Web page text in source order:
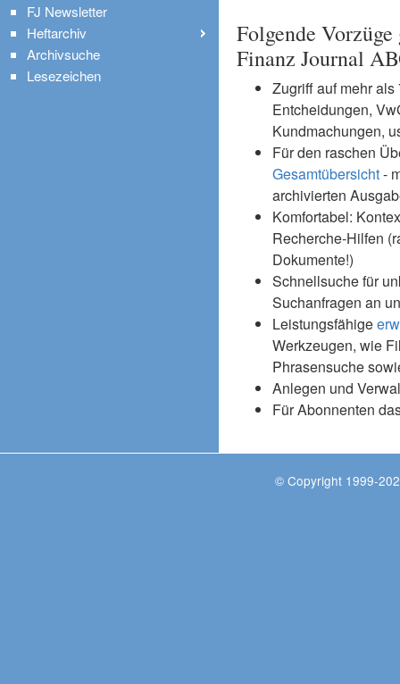
Folgende
Finanz Journal
Zugriff auf mehr
Entcheidungen,
Kundmachungen,
Für den raschen
Gesamtübersicht-
archivierten
Komfortabel:
Recherche-Hilfen
Dokumente!)
Schnellsuche für
Suchanfragen an
Leistungsfähige
Werkzeugen, wie
Phrasensuche
Anlegen und
Für Abonnenten
FJ Newsletter
Heftarchiv
Archivsuche
Lesezeichen
© Copyright 1999-